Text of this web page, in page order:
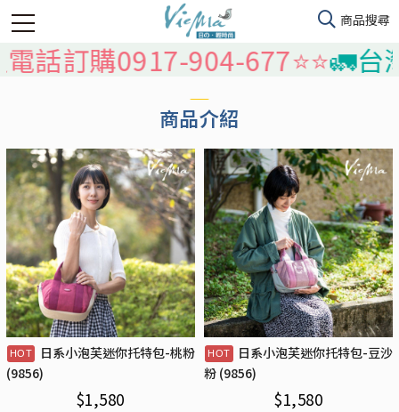
話訂購0917-904-677⭐️⭐️🚛台
商品介紹
日系小泡芙迷你托特包-桃粉
(9856)
$1,580
日系小泡芙迷你托特包-豆沙
粉 (9856)
$1,580